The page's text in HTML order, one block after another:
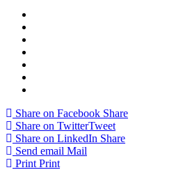
Share on Facebook Share
Share on TwitterTweet
Share on LinkedIn Share
Send email Mail
Print Print